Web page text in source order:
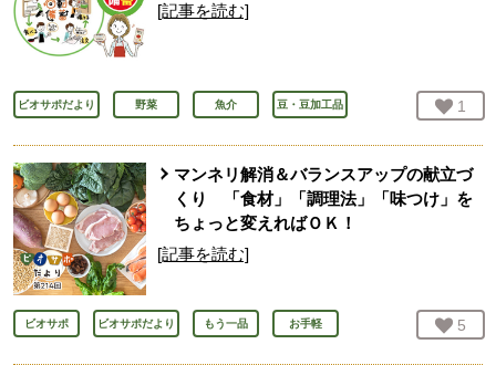
[記事を読む]
ビオサポだより 野菜 魚介 豆・豆加工品 お気
1
マンネリ解消＆バランスアップの献立づ
くり 「食材」「調理法」「味つけ」を
ちょっと変えればＯＫ！
[記事を読む]
ビオサポ ビオサポだより もう一品 お手軽 お気
5